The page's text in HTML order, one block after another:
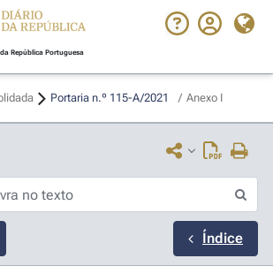
República Portuguesa
Portaria n.º 115-A/2021 / Anexo I
Índice